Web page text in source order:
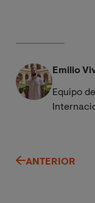
Emilio
Equipo
ANTERIOR